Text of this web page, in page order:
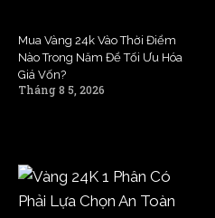
Mua Vàng 24k Vào Thời Điểm
Nào Trong Năm Để Tối Ưu Hóa
Giá Vốn?
Tháng 8 5, 2026